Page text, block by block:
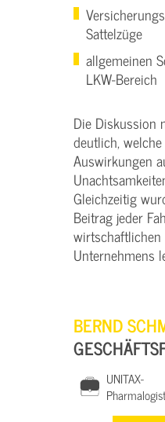
Sattelzüge
allgemeinen
LKW-Bereich
Die Diskussion
deutlich,
Auswirkungen
Gleichzeitig
Beitrag jeder
Unternehmens
BERND
UNITAX-